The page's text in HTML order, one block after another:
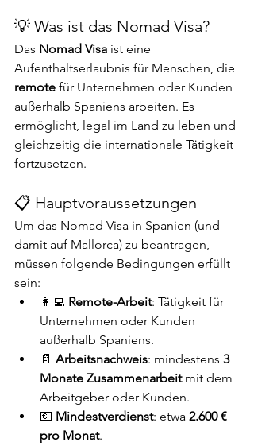
💡 Was ist das Nomad Visa?
Das Nomad Visa ist eine
Aufenthaltserlaubnis für Menschen, die
remote für Unternehmen oder Kunden
außerhalb Spaniens arbeiten. Es
ermöglicht, legal im Land zu leben und
gleichzeitig die internationale Tätigkeit
fortzusetzen.
📋 Hauptvoraussetzungen
Um das Nomad Visa in Spanien (und
damit auf Mallorca) zu beantragen,
müssen folgende Bedingungen erfüllt
sein:
👩‍💻 Remote-Arbeit: Tätigkeit für
Unternehmen oder Kunden
außerhalb Spaniens.
📄 Arbeitsnachweis: mindestens 3
Monate Zusammenarbeit mit dem
Arbeitgeber oder Kunden.
💶 Mindestverdienst: etwa 2.600 €
pro Monat.